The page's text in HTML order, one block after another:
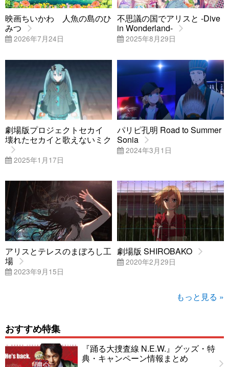
映画ちいかわ 人魚の島のひ
みつ
2026年7月24日
不思議の国でアリスと -Dive
in Wonderland-
2025年8月29日
劇場版プロジェクトセカイ
壊れたセカイと歌えないミク
2025年1月17日
パリピ孔明 Road to Summer
Sonia
2024年3月1日
アリスとテレスのまぼろし工
場
2023年9月15日
劇場版 SHIROBAKO
2020年2月29日
もっと見る »
おすすめ特集
『踊る大捜査線 N.E.W.』グッズ・特
典・キャンペーン情報まとめ